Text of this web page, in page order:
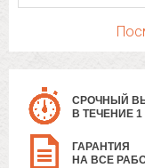
СРОЧНЫЙ
В ТЕЧЕНИЕ
ГАРАНТИЯ
НА ВСЕ